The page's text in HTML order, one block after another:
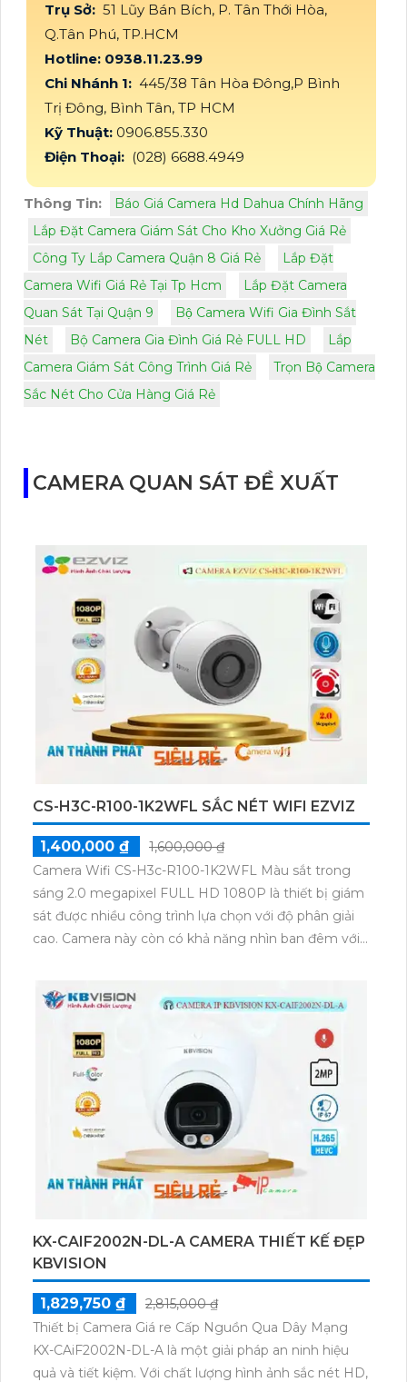
Trụ Sở: 51 Lũy Bán Bích, P. Tân Thới Hòa,
Q.Tân Phú, TP.HCM
Hotline: 0938.11.23.99
Chi Nhánh 1: 445/38 Tân Hòa Đông,P Bình
Trị Đông, Bình Tân, TP HCM
Kỹ Thuật: 0906.855.330
Điện Thoại: (028) 6688.4949
Thông Tin:
Báo Giá Camera Hd Dahua Chính Hãng
Lắp Đặt Camera Giám Sát Cho Kho Xưởng Giá Rẻ
Công Ty Lắp Camera Quận 8 Giá Rẻ
Lắp Đặt
Camera Wifi Giá Rẻ Tại Tp Hcm
Lắp Đặt Camera
Quan Sát Tại Quận 9
Bộ Camera Wifi Gia Đình Sắt
Nét
Bộ Camera Gia Đình Giá Rẻ FULL HD
Lắp
Camera Giám Sát Công Trình Giá Rẻ
Trọn Bộ Camera
Sắc Nét Cho Cửa Hàng Giá Rẻ
CAMERA QUAN SÁT ĐỀ XUẤT
CS-H3C-R100-1K2WFL SẮC NÉT WIFI EZVIZ
1,400,000 ₫
1,600,000 ₫
Camera Wifi CS-H3c-R100-1K2WFL Màu sắt trong
sáng 2.0 megapixel FULL HD 1080P là thiết bị giám
sát được nhiều công trình lựa chọn với độ phân giải
cao. Camera này còn có khả năng nhìn ban đêm với
chống bụi tinh tế và được tích hợp công nghệ IP
Wifi, cho phép quản lý từ xa. Ngoài ra, camera còn có
khả năng thu âm để lưu trữ âm thanh cần thiết.
KX-CAIF2002N-DL-A CAMERA THIẾT KẾ ĐẸP
KBVISION
1,829,750 ₫
2,815,000 ₫
Thiết bị Camera Giá re Cấp Nguồn Qua Dây Mạng
KX-CAiF2002N-DL-A là một giải pháp an ninh hiệu
quả và tiết kiệm. Với chất lượng hình ảnh sắc nét HD,